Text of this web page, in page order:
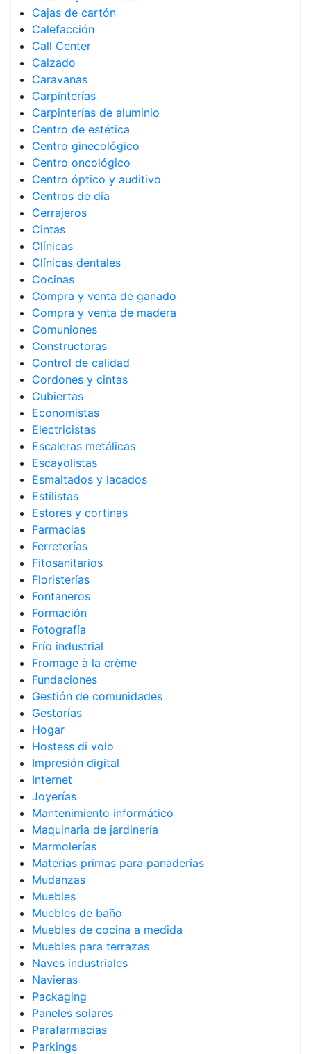
Cajas de cartón
Calefacción
Call Center
Calzado
Caravanas
Carpinterías
Carpinterías de aluminio
Centro de estética
Centro ginecológico
Centro oncológico
Centro óptico y auditivo
Centros de día
Cerrajeros
Cintas
Clínicas
Clínicas dentales
Cocinas
Compra y venta de ganado
Compra y venta de madera
Comuniones
Constructoras
Control de calidad
Cordones y cintas
Cubiertas
Economistas
Electricistas
Escaleras metálicas
Escayolistas
Esmaltados y lacados
Estilistas
Estores y cortinas
Farmacias
Ferreterías
Fitosanitarios
Floristerías
Fontaneros
Formación
Fotografía
Frío industrial
Fromage à la crème
Fundaciones
Gestión de comunidades
Gestorías
Hogar
Hostess di volo
Impresión digital
Internet
Joyerías
Mantenimiento informático
Maquinaria de jardinería
Marmolerías
Materias primas para panaderías
Mudanzas
Muebles
Muebles de baño
Muebles de cocina a medida
Muebles para terrazas
Naves industriales
Navieras
Packaging
Paneles solares
Parafarmacias
Parkings